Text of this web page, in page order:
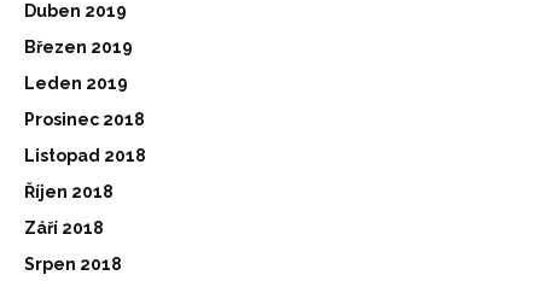
Duben 2019
Březen 2019
Leden 2019
Prosinec 2018
Listopad 2018
Říjen 2018
Září 2018
Srpen 2018